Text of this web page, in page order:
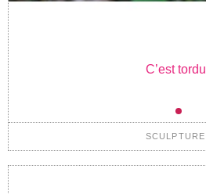
C’est tordu
SCULPTURE